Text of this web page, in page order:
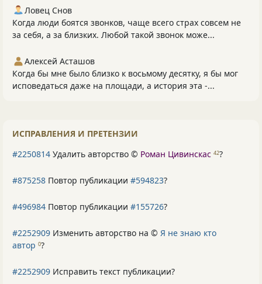
Ловец Снов
Когда люди боятся звонков, чаще всего страх совсем не
за себя, а за близких. Любой такой звонок може...
Алексей Асташов
Когда бы мне было близко к восьмому десятку, я бы мог
исповедаться даже на площади, а история эта -...
ИСПРАВЛЕНИЯ И ПРЕТЕНЗИИ
#2250814 Удалить авторство © Роман Цивинскас 42?
#875258 Повтор публикации #594823?
#496984 Повтор публикации #155726?
#2252909 Изменить авторство на © Я не знаю кто
автор 0?
#2252909 Исправить текст публикации?